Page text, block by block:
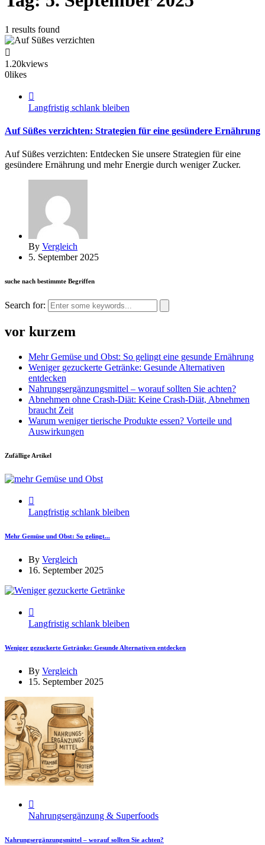
1 results found
1.20kviews
0likes
Langfristig schlank bleiben
Auf Süßes verzichten: Strategien für eine gesündere Ernährung
Auf Süßes verzichten: Entdecken Sie unsere Strategien für eine
gesündere Ernährung und mehr Energie durch weniger Zucker.
By Vergleich
5. September 2025
suche nach bestimmte Begriffen
Search for:
vor kurzem
Mehr Gemüse und Obst: So gelingt eine gesunde Ernährung
Weniger gezuckerte Getränke: Gesunde Alternativen
entdecken
Nahrungsergänzungsmittel – worauf sollten Sie achten?
Abnehmen ohne Crash-Diät: Keine Crash-Diät, Abnehmen
braucht Zeit
Warum weniger tierische Produkte essen? Vorteile und
Auswirkungen
Zufällige Artikel
Langfristig schlank bleiben
Mehr Gemüse und Obst: So gelingt...
By Vergleich
16. September 2025
Langfristig schlank bleiben
Weniger gezuckerte Getränke: Gesunde Alternativen entdecken
By Vergleich
15. September 2025
Nahrungsergänzung & Superfoods
Nahrungsergänzungsmittel – worauf sollten Sie achten?